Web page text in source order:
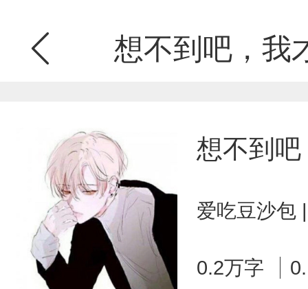
想不到吧，我
想不到
爱吃豆沙包
0.2万字